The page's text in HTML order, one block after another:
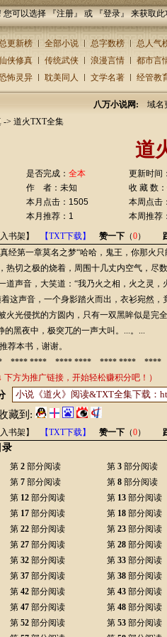
您可以选择 『注册』 或 『登录』 来获取
更新榜 全部小说 总字数榜 总人气
侠修真 传统武侠 浪漫言情 都市言
怖灵异 耽美同人 文学名著 经管教
八万小说网:
域名
-> 道火TXT全集
道
是否完成： 全本 更新时间
作 者：未知 收 藏 数
本月点击：1505 本周点击
本月推荐：1
本周推荐
入书架】 【TXT下载】 赞一下 （0）
经第一章莫名之梦“哈哈，鬼王，你那火
热切之极的烧着，周围十几丈内空气，尽
道声音，大笑道：“我乃火之相，火之灵
这声音，一个身影踏火而出，衣衫宛然
火光侵扰的方圆内，只有一双黑眸似是完
黑夜中，极突兀的一声大叫。...。...
荐本书，谢谢。
**** **** **** **** **** **** ****
方为推广链接，开始轻松赚积分吧！）
藏到:
入书架】 【TXT下载】 赞一下 （0）
录
第 2部分阅读 第 3部分阅读
第 7部分阅读 第 8部分阅读
第 12部分阅读 第 13部分阅读
第 17部分阅读 第 18部分阅读
第 22部分阅读 第 23部分阅读
第 27部分阅读 第 28部分阅读
第 32部分阅读 第 33部分阅读
第 37部分阅读 第 38部分阅读
第 42部分阅读 第 43部分阅读
第 47部分阅读 第 48部分阅读
第 52部分阅读 第 53部分阅读